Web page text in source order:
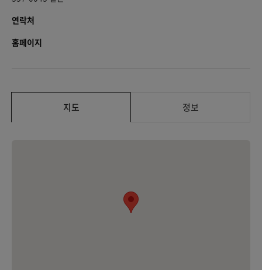
연락처
홈페이지
지도 정보